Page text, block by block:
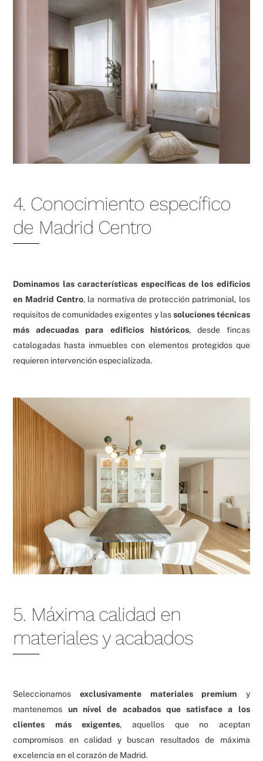
4. Conocimiento específico
de Madrid Centro
Dominamos las características específicas de los edificios
en Madrid Centro, la normativa de protección patrimonial, los
requisitos de comunidades exigentes y lassoluciones técnicas
más adecuadas para edificios históricos, desde fincas
catalogadas hasta inmuebles con elementos protegidos que
requieren intervención especializada.
5. Máxima calidad en
materiales y acabados
Seleccionamos exclusivamente materiales premium y
mantenemos un nivel de acabados que satisface a los
clientes más exigentes, aquellos que no aceptan
compromisos en calidad y buscan resultados de máxima
excelencia en el corazón de Madrid.